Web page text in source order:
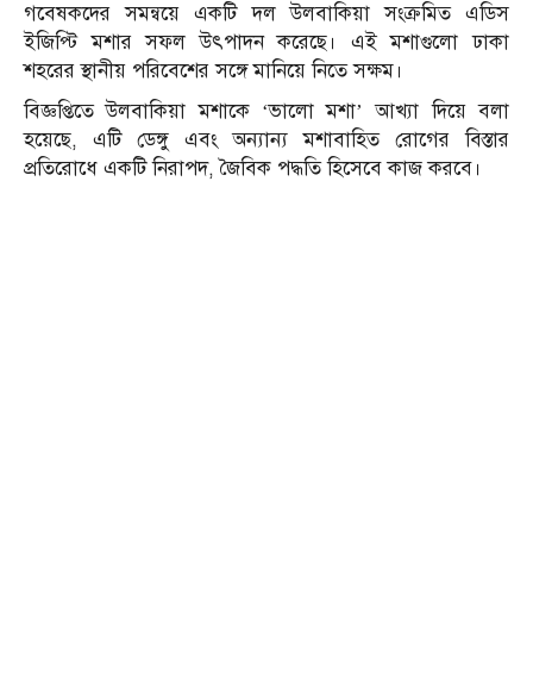
গবেষকদের সমন্বয়ে একটি দল উলবাকিয়া সংক্রমিত এডিস
ইজিপ্টি মশার সফল উৎপাদন করেছে। এই মশাগুলো ঢাকা
শহরের স্থানীয় পরিবেশের সঙ্গে মানিয়ে নিতে সক্ষম।
বিজ্ঞপ্তিতে উলবাকিয়া মশাকে ‘ভালো মশা’ আখ্যা দিয়ে বলা
হয়েছে, এটি ডেঙ্গু এবং অন্যান্য মশাবাহিত রোগের বিস্তার
প্রতিরোধে একটি নিরাপদ, জৈবিক পদ্ধতি হিসেবে কাজ করবে।